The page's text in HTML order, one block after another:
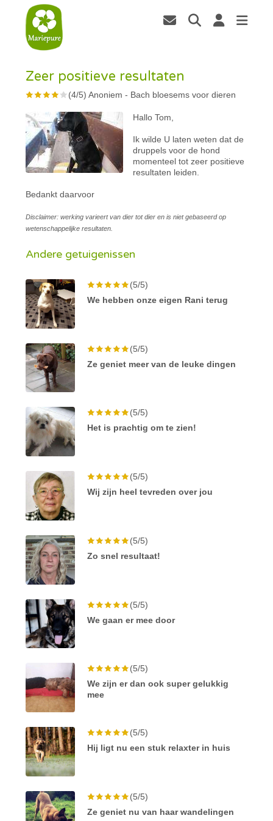
Zeer positieve resultaten
(4/5)Anoniem - Bach bloesems voor dieren
Hallo Tom,
Ik wilde U laten weten dat de
druppels voor de hond
momenteel tot zeer positieve
resultaten leiden.
Bedankt daarvoor
Disclaimer: werking varieert van dier tot dier en is niet gebaseerd op
wetenschappelijke resultaten.
Andere getuigenissen
(5/5)
We hebben onze eigen Rani terug
(5/5)
Ze geniet meer van de leuke dingen
(5/5)
Het is prachtig om te zien!
(5/5)
Wij zijn heel tevreden over jou
(5/5)
Zo snel resultaat!
(5/5)
We gaan er mee door
(5/5)
We zijn er dan ook super gelukkig
mee
(5/5)
Hij ligt nu een stuk relaxter in huis
(5/5)
Ze geniet nu van haar wandelingen